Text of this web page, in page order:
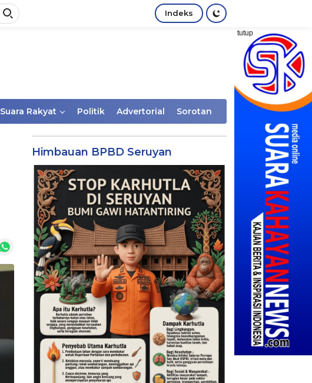
Indeks
tutup
Suara Rakyat Politik Advertorial Sorotan
Himbauan BPBD Seruyan